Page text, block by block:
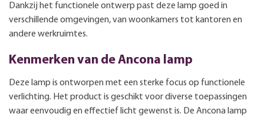
Dankzij het functionele ontwerp past deze lamp goed in
verschillende omgevingen, van woonkamers tot kantoren en
andere werkruimtes.
Kenmerken van de Ancona lamp
Deze lamp is ontworpen met een sterke focus op functionele
verlichting. Het product is geschikt voor diverse toepassingen
waar eenvoudig en effectief licht gewenst is. De Ancona lamp